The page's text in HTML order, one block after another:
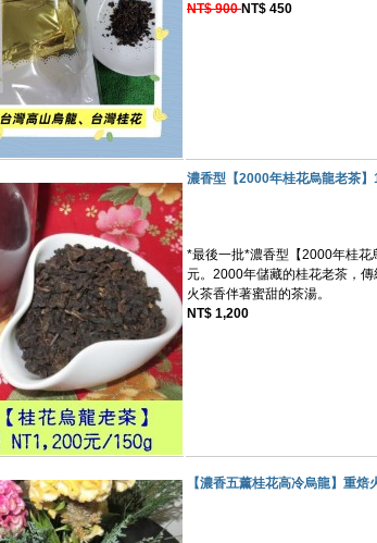
NT$ 900NT$ 450
濃香型【2000年桂花烏龍老茶
*最後一批*濃香型【2000年桂
元。2000年儲藏的桂花老茶，
火茶香伴著蜜甜的茶湯。
NT$ 1,200
【濃香五薰桂花高冷烏龍】重